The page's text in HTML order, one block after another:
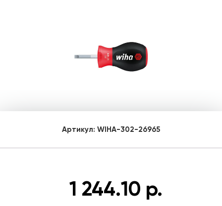
Артикул: WIHA-302-26965
1 244.10 р.